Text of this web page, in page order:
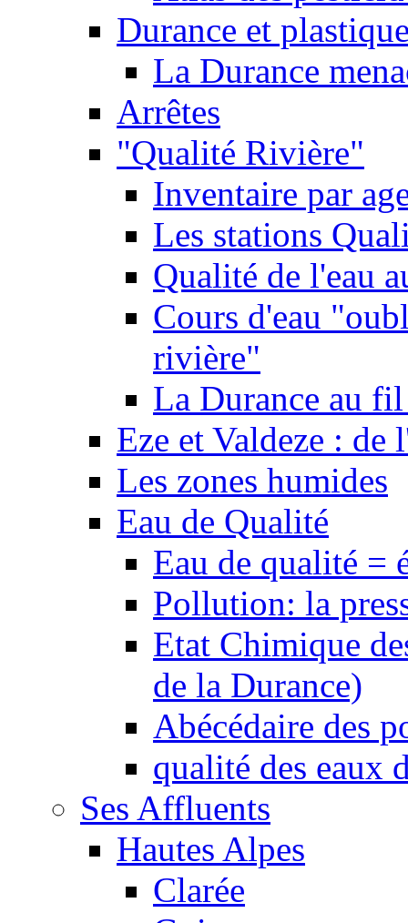
Durance et
La Durance
Arrêtes
"Qualité Rivière"
Inventaire par
Les stations
Qualité de l'eau
Cours d'eau
rivière"
La Durance au
Eze et Valdeze : de
Les zones humides
Eau de Qualité
Eau de qualité =
Pollution: la
Etat Chimique
de la Durance)
Abécédaire des
qualité des eaux
Ses Affluents
Hautes Alpes
Clarée